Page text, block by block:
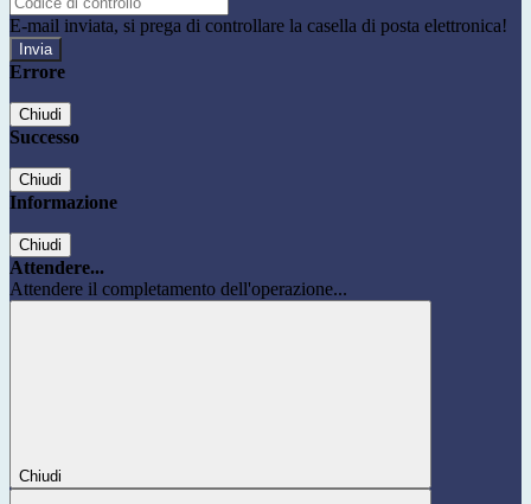
E-mail inviata, si prega di controllare la casella di posta elettronica!
Errore
Chiudi
Successo
Chiudi
Informazione
Chiudi
Attendere...
Attendere il completamento dell'operazione...
Chiudi